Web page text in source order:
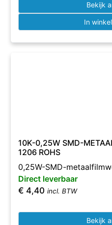
Bekijk
In
10K-0,25W SMD-
1206 ROHS
0,25W-SMD-
Direct leverbaar
€ 4,40 incl. BTW
Bekijk